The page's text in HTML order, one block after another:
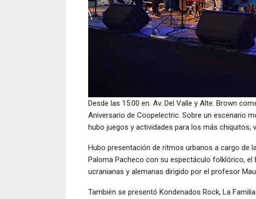
Desde las 15:00 en. Av. Del Valle y Alte. Brown
Aniversario de Coopelectric. Sobre un escenario
hubo juegos y actividades para los más chiquitos,
Hubo presentación de ritmos urbanos a cargo de
Paloma Pacheco con su espectáculo folklórico, el
ucranianas y alemanas dirigido por el profesor
También se presentó Kondenados Rock, La